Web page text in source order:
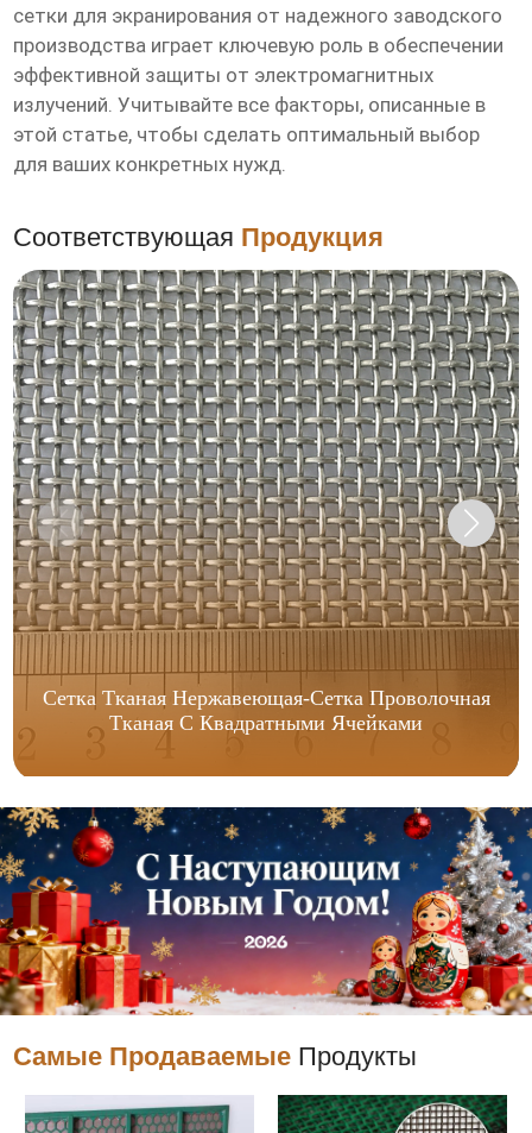
сетки для экранирования от надежного заводского
производства играет ключевую роль в обеспечении
эффективной защиты от электромагнитных
излучений. Учитывайте все факторы, описанные в
этой статье, чтобы сделать оптимальный выбор
для ваших конкретных нужд.
Соответствующая Продукция
Сетка Тканая Нержавеющая-Сетка Проволочная
Тканая С Квадратными Ячейками
Самые Продаваемые Продукты